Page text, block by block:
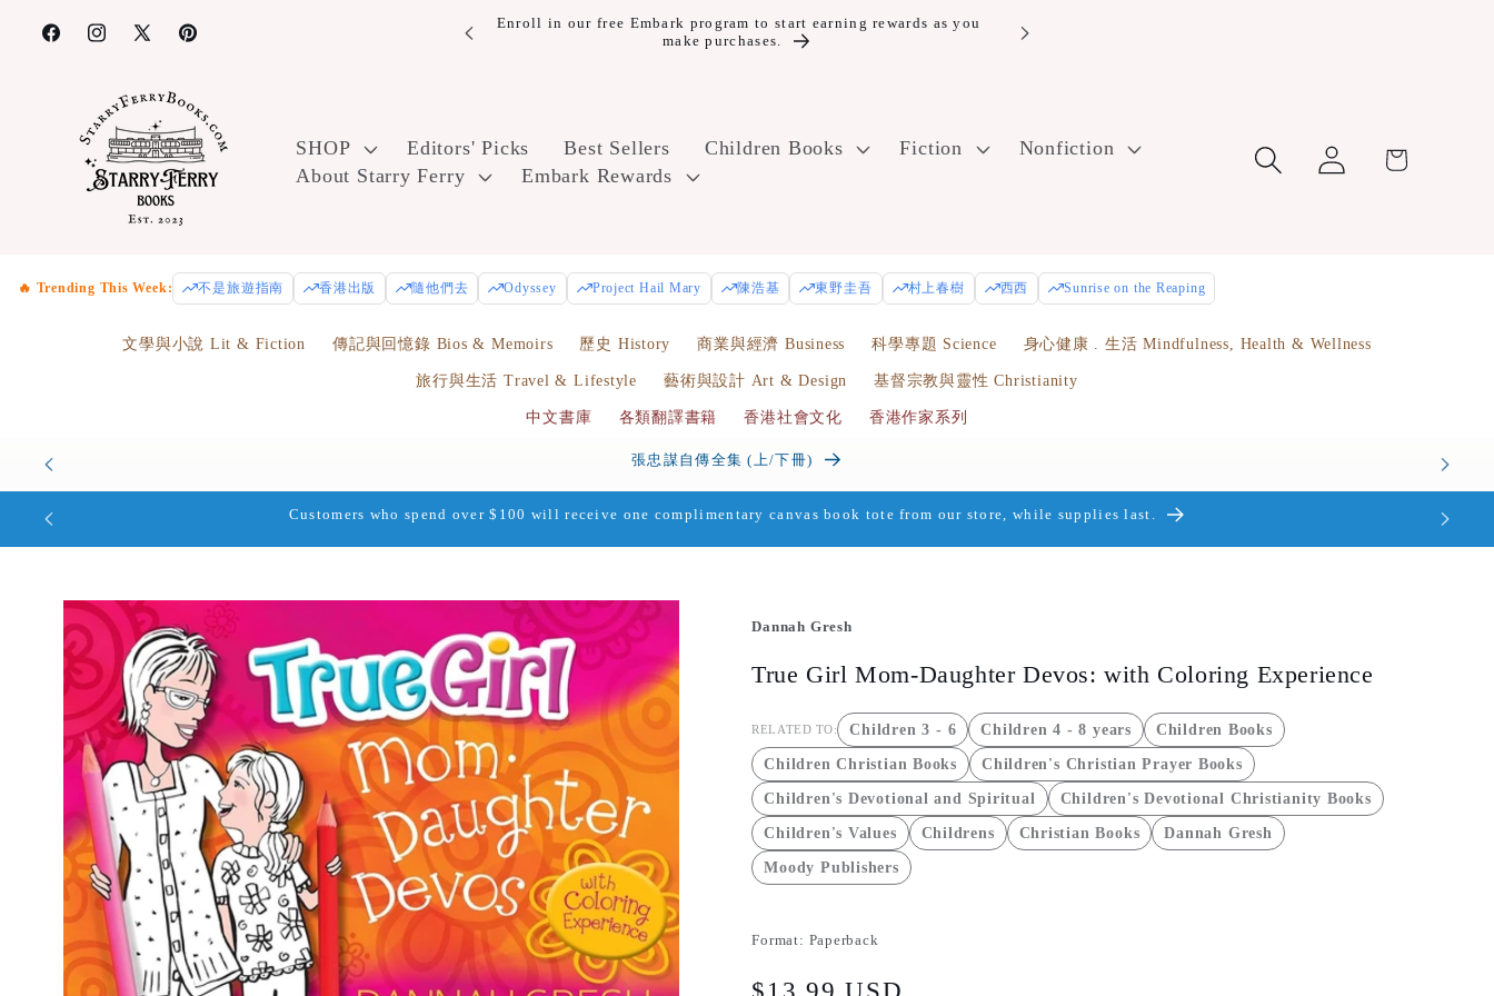
Skip to
content
FacebookInstagram
X
Pinterest
SHOP Editors' Picks Best Sellers Children Books Fiction
Nonfiction
About Starry Ferry
Embark Rewards
Log
in
Cart
🔥 Trending This Week: 不是旅遊指南 香港出版 隨他們去 Odyssey Project Hail Mary 陳浩基 東野圭吾 村上春樹 西西 Sunrise on the Reaping
文學與小說 Lit & Fiction 傳記與回憶錄 Bios & Memoirs 歷史 History 商業與經濟 Business 科學專題 Science 身心健康 . 生活 Mindfulness, Health & Wellness
旅行與生活 Travel & Lifestyle 藝術與設計 Art & Design 基督宗教與靈性 Christianity
中文書庫 各類翻譯書籍 香港社會文化 香港作家系列
Customers who spend over $100 will receive one complimentary canvas book tote from our store, while supplies last.
Skip to
product
information
Dannah Gresh
True Girl Mom-Daughter Devos: with Coloring Experience
RELATED TO: Children 3 - 6 Children 4 - 8 years
Children Books
Children Christian Books
Children's Christian Prayer Books
Children's Devotional and Spiritual
Children's Devotional Christianity Books
Children's Values
Childrens Christian Books
Dannah Gresh
Moody Publishers
Format: Paperback